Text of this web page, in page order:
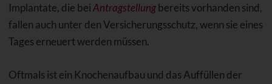
Implantate, die beiAntragstellungbereits vorhanden sind,
fallen auch unter den Versicherungsschutz, wenn sie eines
Tages erneuert werden müssen.
Oftmals ist ein Knochenaufbau und das Auffüllen der